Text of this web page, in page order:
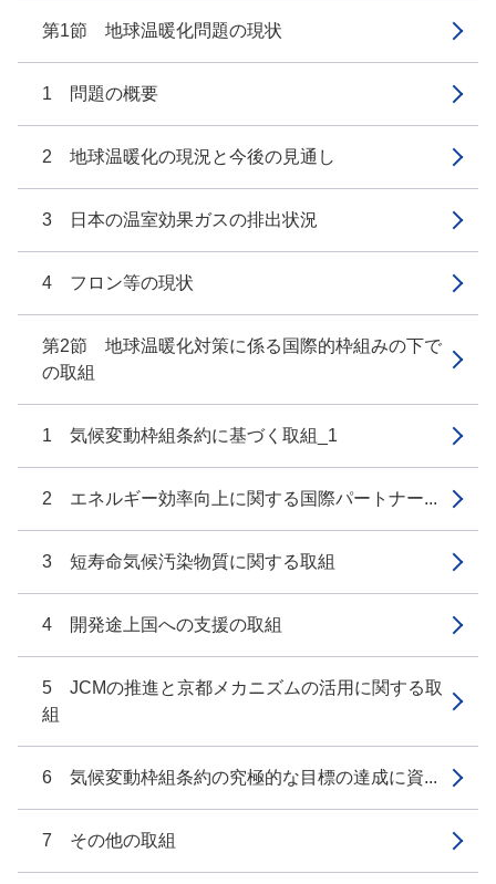
第1節 地球温暖化問題の現状
1 問題の概要
2 地球温暖化の現況と今後の見通し
3 日本の温室効果ガスの排出状況
4 フロン等の現状
第2節 地球温暖化対策に係る国際的枠組みの下で
の取組
1 気候変動枠組条約に基づく取組_1
2 エネルギー効率向上に関する国際パートナー...
3 短寿命気候汚染物質に関する取組
4 開発途上国への支援の取組
5 JCMの推進と京都メカニズムの活用に関する取
組
6 気候変動枠組条約の究極的な目標の達成に資...
7 その他の取組